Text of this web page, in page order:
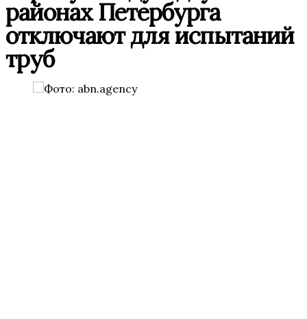
районах Петербурга
отключают для испытаний
труб